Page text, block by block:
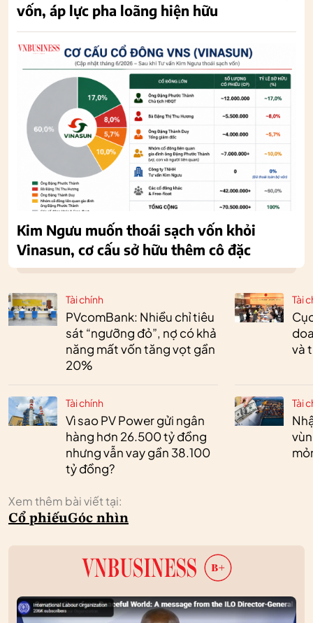
Tài chính
PVcomBank: Nhiều chỉ tiêu
sát “ngưỡng đỏ”, nợ có khả
năng mất vốn tăng vọt gần
20%
Tài chính
Vì sao PV Power gửi ngân
hàng hơn 26.500 tỷ đồng
nhưng vẫn vay gần 38.100
tỷ đồng?
Tài
và
Tài
Xem thêm bài viết tại:
Cổ phiếuGóc nhìn
vốn, áp lực pha loãng hiện hữu
Kim Ngưu muốn thoái sạch vốn khỏi
Vinasun, cơ cấu sở hữu thêm cô đặc